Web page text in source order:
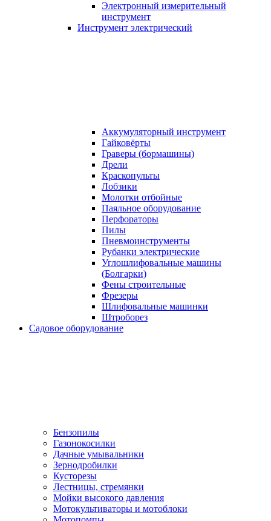
Электронный измерительный
инструмент
Инструмент электрический
Аккумуляторный инструмент
Гайковёрты
Граверы (бормашины)
Дрели
Краскопульты
Лобзики
Молотки отбойные
Паяльное оборудование
Перфораторы
Пилы
Пневмоинструменты
Рубанки электрические
Углошлифовальные машины
(Болгарки)
Фены строительные
Фрезеры
Шлифовальные машинки
Штроборез
Садовое оборудование
Бензопилы
Газонокосилки
Дачные умывальники
Зернодробилки
Кусторезы
Лестницы, стремянки
Мойки высокого давления
Мотокультиваторы и мотоблоки